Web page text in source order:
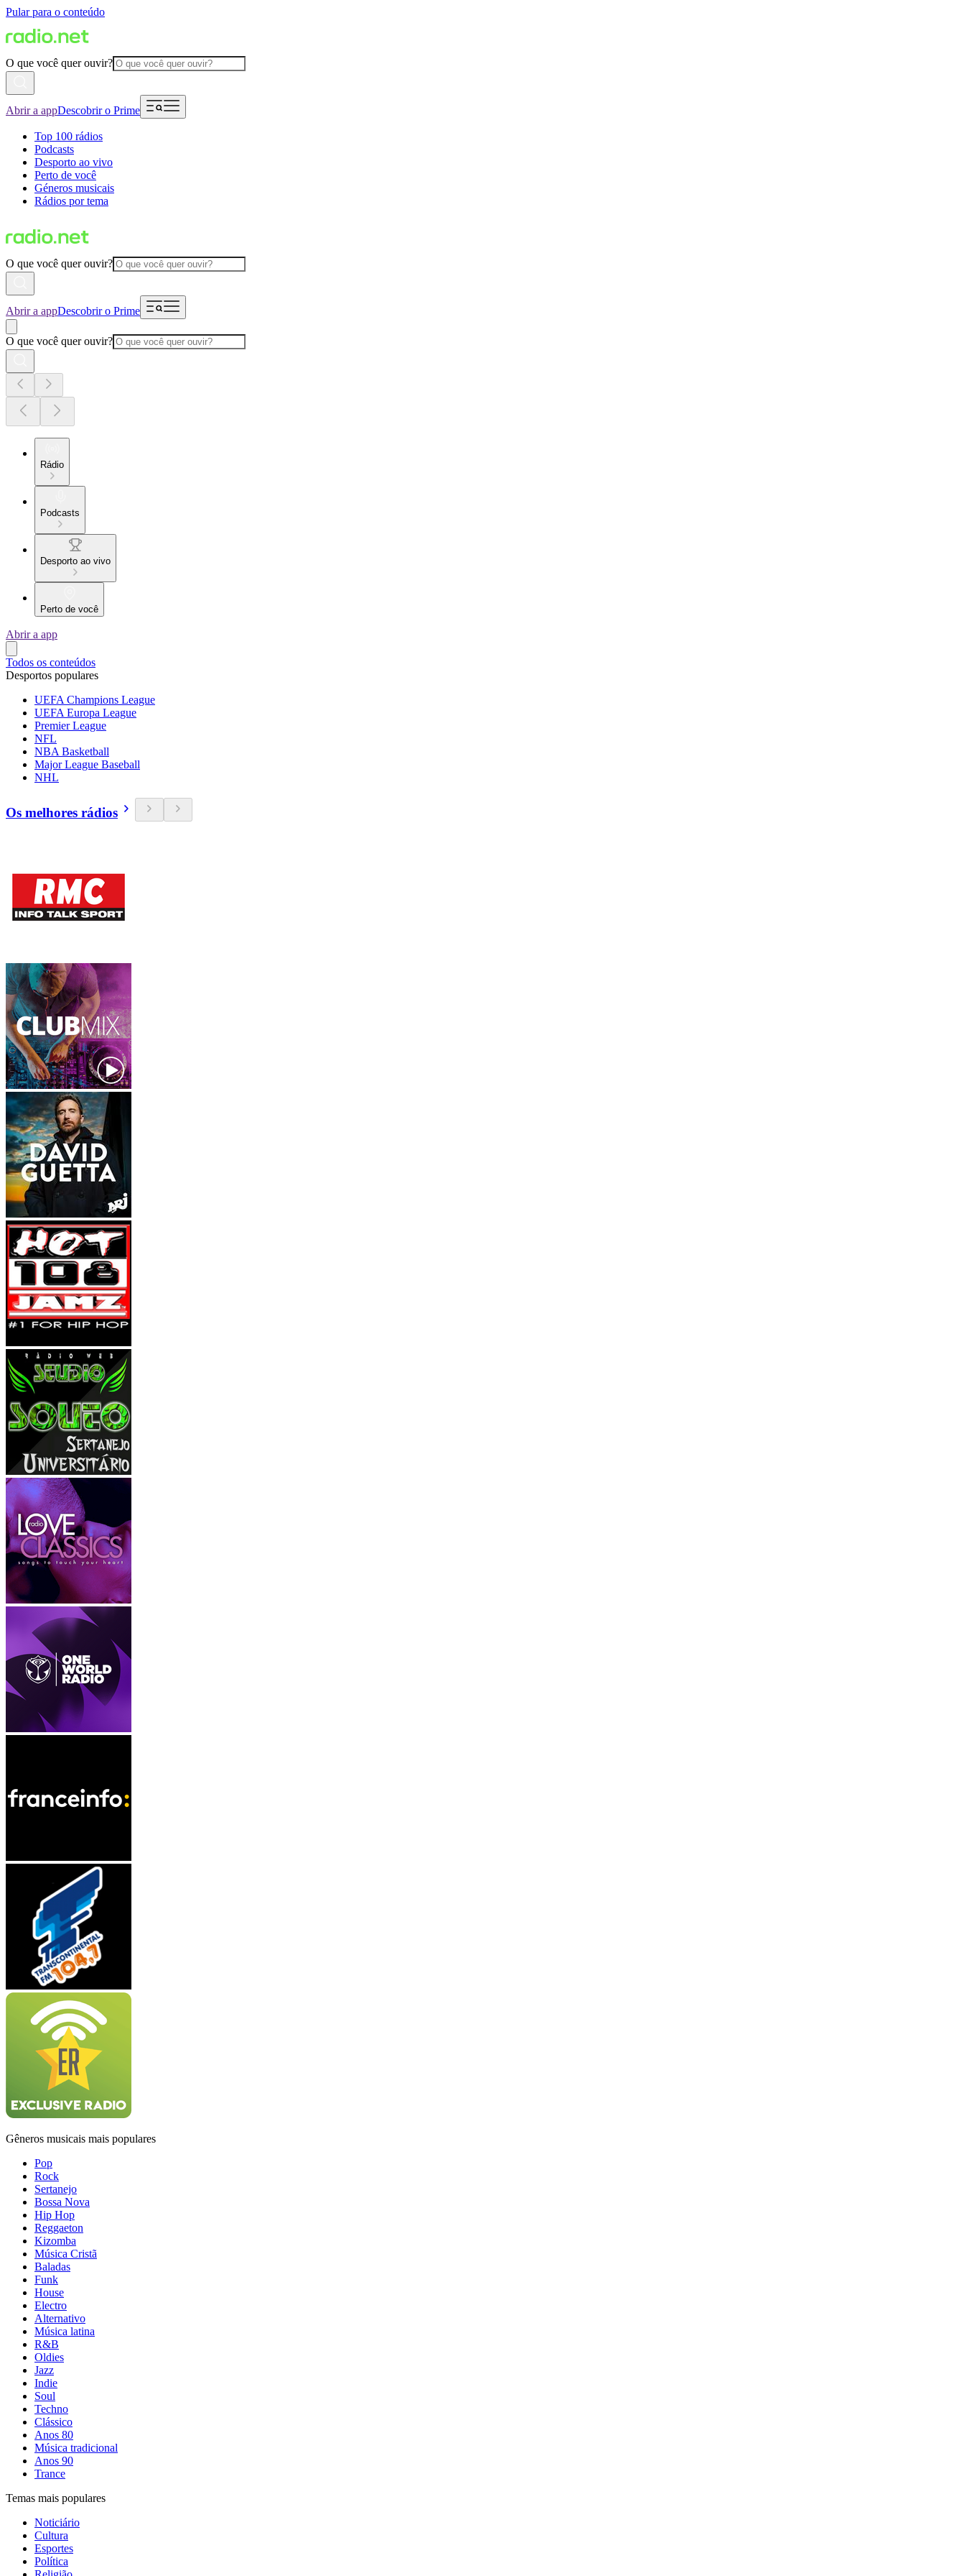
Pular para o conteúdo
O que você quer ouvir?
Abrir a appDescobrir o Prime
Top 100 rádios
Podcasts
Desporto ao vivo
Perto de você
Géneros musicais
Rádios por tema
O que você quer ouvir?
Abrir a appDescobrir o Prime
O que você quer ouvir?
Rádio
Podcasts
Desporto ao vivo
Perto de você
Abrir a app
Todos os conteúdos
Desportos populares
UEFA Champions League
UEFA Europa League
Premier League
NFL
NBA Basketball
Major League Baseball
NHL
Os melhores rádios
Gêneros musicais mais populares
Pop
Rock
Sertanejo
Bossa Nova
Hip Hop
Reggaeton
Kizomba
Música Cristã
Baladas
Funk
House
Electro
Alternativo
Música latina
R&B
Oldies
Jazz
Indie
Soul
Techno
Clássico
Anos 80
Música tradicional
Anos 90
Trance
Temas mais populares
Noticiário
Cultura
Esportes
Política